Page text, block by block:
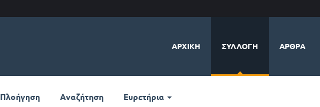
ΑΡΧΙΚΉ ΣΥΛΛΟΓΉ ΆΡΘΡΑ
Πλοήγηση Αναζήτηση Ευρετήρια